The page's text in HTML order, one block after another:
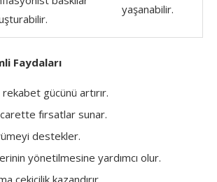
yaşanabilir.
Faydaları
gücünü artırır.
fırsatlar sunar.
destekler.
yönetilmesine yardımcı olur.
çekicilik kazandırır.